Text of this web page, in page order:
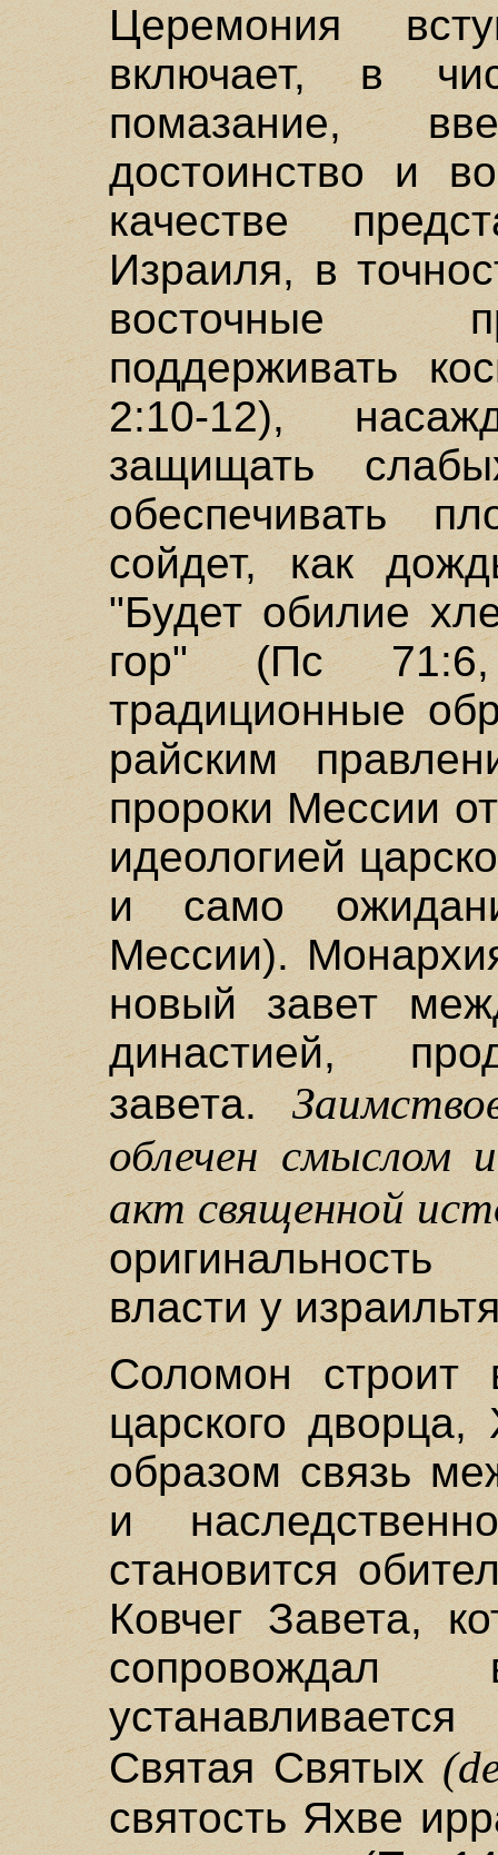
Церемония
включает, в
помазание,
достоинство и
качестве
Израиля, в
восточные
поддерживать
2:10-12),
защищать
обеспечивать
сойдет, как
"Будет обилие
гор" (Пс
традиционные
райским
пророки Мессии
идеологией
и само
Мессии).
новый завет
династией,
завета.
облечен смыслом
акт священной
власти у
Соломон строит
царского
образом связь
и
становится
Ковчег Завета,
сопровождал
Святая Святых
святость Яхве